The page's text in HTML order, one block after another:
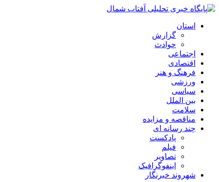
استان
گزارش
حوادث
اجتماعی
اقتصادی
فرهنگ و هنر
ورزشی
سیاسی
بین الملل
سلامت
مناقصه و مزایده
چند رسانه ای
پادکست
فیلم
تصاویر
اینفوگرافیک
شهروند خبرنگار